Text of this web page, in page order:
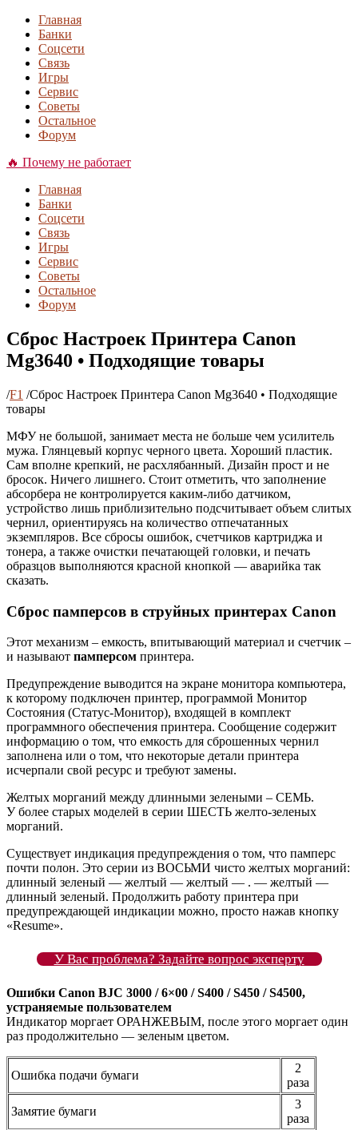
Главная
Банки
Соцсети
Связь
Игры
Сервис
Советы
Остальное
Форум
🔥 Почему не работает
Главная
Банки
Соцсети
Связь
Игры
Сервис
Советы
Остальное
Форум
Сброс Настроек Принтера Canon
Mg3640 • Подходящие товары
/F1 /Сброс Настроек Принтера Canon Mg3640 • Подходящие
товары
МФУ не большой, занимает места не больше чем усилитель
мужа. Глянцевый корпус черного цвета. Хороший пластик.
Сам вполне крепкий, не расхлябанный. Дизайн прост и не
бросок. Ничего лишнего. Стоит отметить, что заполнение
абсорбера не контролируется каким-либо датчиком,
устройство лишь приблизительно подсчитывает объем слитых
чернил, ориентируясь на количество отпечатанных
экземпляров. Все сбросы ошибок, счетчиков картриджа и
тонера, а также очистки печатающей головки, и печать
образцов выполняются красной кнопкой — аварийка так
сказать.
Сброс памперсов в струйных принтерах Canon
Этот механизм – емкость, впитывающий материал и счетчик –
и называют памперсом принтера.
Предупреждение выводится на экране монитора компьютера,
к которому подключен принтер, программой Монитор
Состояния (Статус-Монитор), входящей в комплект
программного обеспечения принтера. Сообщение содержит
информацию о том, что емкость для сброшенных чернил
заполнена или о том, что некоторые детали принтера
исчерпали свой ресурс и требуют замены.
Желтых морганий между длинными зелеными – СЕМЬ.
У более старых моделей в серии ШЕСТЬ желто-зеленых
морганий.
Существует индикация предупреждения о том, что памперс
почти полон. Это серии из ВОСЬМИ чисто желтых морганий:
длинный зеленый — желтый — желтый — . — желтый —
длинный зеленый. Продолжить работу принтера при
предупреждающей индикации можно, просто нажав кнопку
«Resume».
У Вас проблема? Задайте вопрос эксперту
Ошибки Canon BJC 3000 / 6×00 / S400 / S450 / S4500,
устраняемые пользователем
Индикатор моргает ОРАНЖЕВЫМ, после этого моргает один
раз продолжительно — зеленым цветом.
Ошибка подачи бумаги
2
раза
Замятие бумаги
3
раза